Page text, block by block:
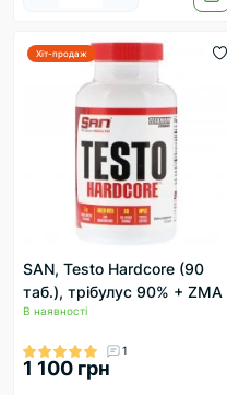
Хіт-продаж
SAN, Testo Hardcore (90
таб.), трібулус 90% + ZMA
В наявності
1
1 100 грн